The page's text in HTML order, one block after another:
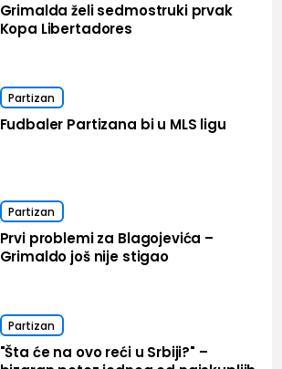
Grimalda želi sedmostruki prvak
Kopa Libertadores
Partizan
Fudbaler Partizana bi u MLS ligu
Partizan
Prvi problemi za Blagojevića –
Grimaldo još nije stigao
Partizan
"Šta će na ovo reći u Srbiji?" –